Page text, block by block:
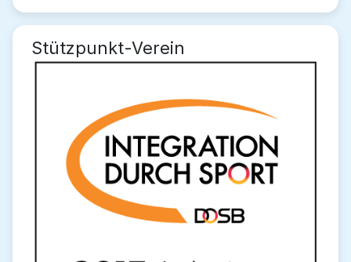
Stützpunkt-Verein